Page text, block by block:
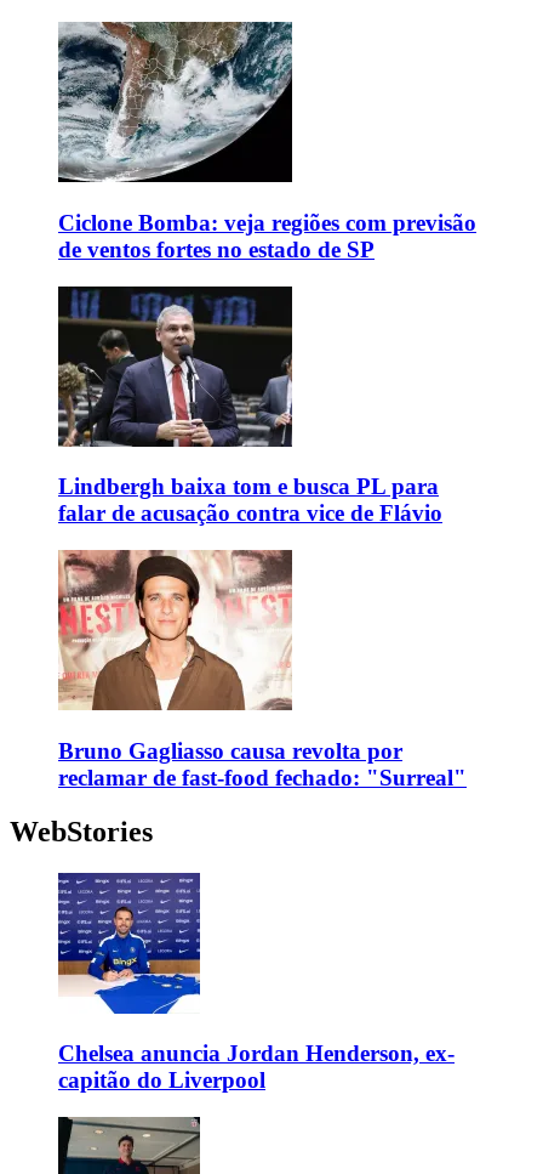
Ciclone Bomba: veja regiões com previsão
de ventos fortes no estado de SP
Lindbergh baixa tom e busca PL para
falar de acusação contra vice de Flávio
Bruno Gagliasso causa revolta por
reclamar de fast-food fechado: "Surreal"
WebStories
Chelsea anuncia Jordan Henderson, ex-
capitão do Liverpool